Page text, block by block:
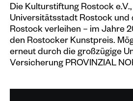
Die Kulturstiftung Rostock
Universitätsstadt Rostock und
Rostock verleihen – im Jahre
den Rostocker Kunstpreis.
erneut durch die großzügige
Versicherung PROVINZIAL